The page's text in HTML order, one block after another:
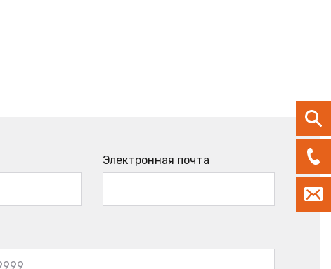
Электронная почта